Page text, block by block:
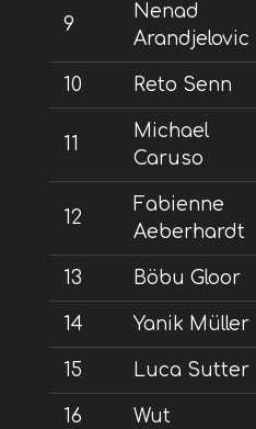
9
Nenad
Arandjelovic
10 Reto Senn
11
Michael
Caruso
12
Fabienne
Aeberhardt
13 Böbu Gloor
14 Yanik Müller
15 Luca Sutter
16 Wut